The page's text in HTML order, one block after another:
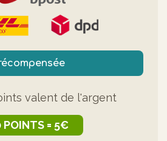
valent de l'argent
POINTS = 5€